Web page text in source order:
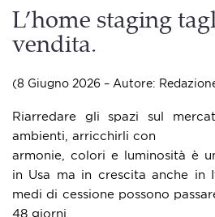
L’home staging
vendita.
(8 Giugno 2026 – Autore:
Riarredare gli spazi sul
ambienti, arricchirli con
armonie, colori e luminosità è
in Usa ma in crescita anche in
medi di cessione possono
48 giorni.